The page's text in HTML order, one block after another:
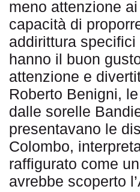
meno attenzione
capacità di
addirittura
hanno il buon
attenzione e
Roberto Benigni,
dalle sorelle
presentavano le
Colombo,
raffigurato come
avrebbe scoperto